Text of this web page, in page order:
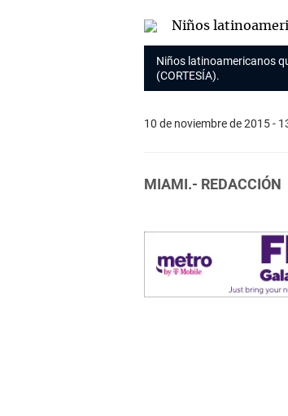
Niños latinoamericanos
(CORTESÍA).
10 de noviembre de 2015 -
MIAMI.- REDACCIÓN